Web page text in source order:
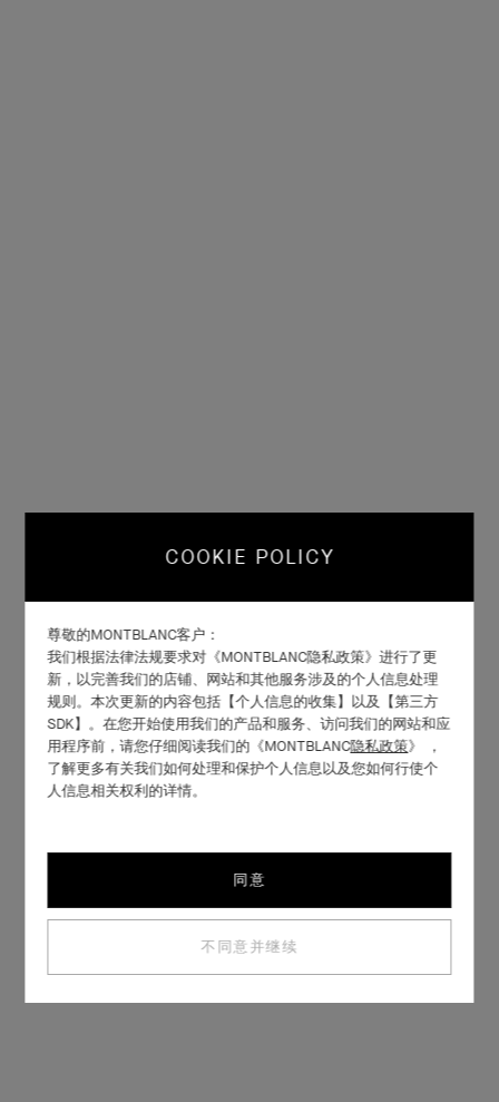
COOKIE POLICY
尊敬的MONTBLANC客户：
我们根据法律法规要求对《MONTBLANC隐私政策》进行了更
新，以完善我们的店铺、网站和其他服务涉及的个人信息处理
规则。本次更新的内容包括【个人信息的收集】以及【第三方
SDK】。在您开始使用我们的产品和服务、访问我们的网站和应
用程序前，请您仔细阅读我们的《MONTBLANC隐私政策》 ，
了解更多有关我们如何处理和保护个人信息以及您如何行使个
人信息相关权利的详情。
同意
不同意并继续